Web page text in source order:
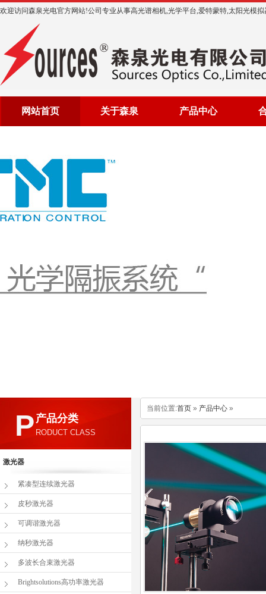
欢迎访问森泉光电官方网站!公司专业从事高光谱相机,光学平台,爱特蒙特,太阳光模
网站首页 关于森泉 产品中心
当前位置:首页 » 产品中心 »
P 产品分类
RODUCT CLASS
激光器
紧凑型连续激光器
皮秒激光器
可调谐激光器
纳秒激光器
多波长合束激光器
Brightsolutions高功率激光器